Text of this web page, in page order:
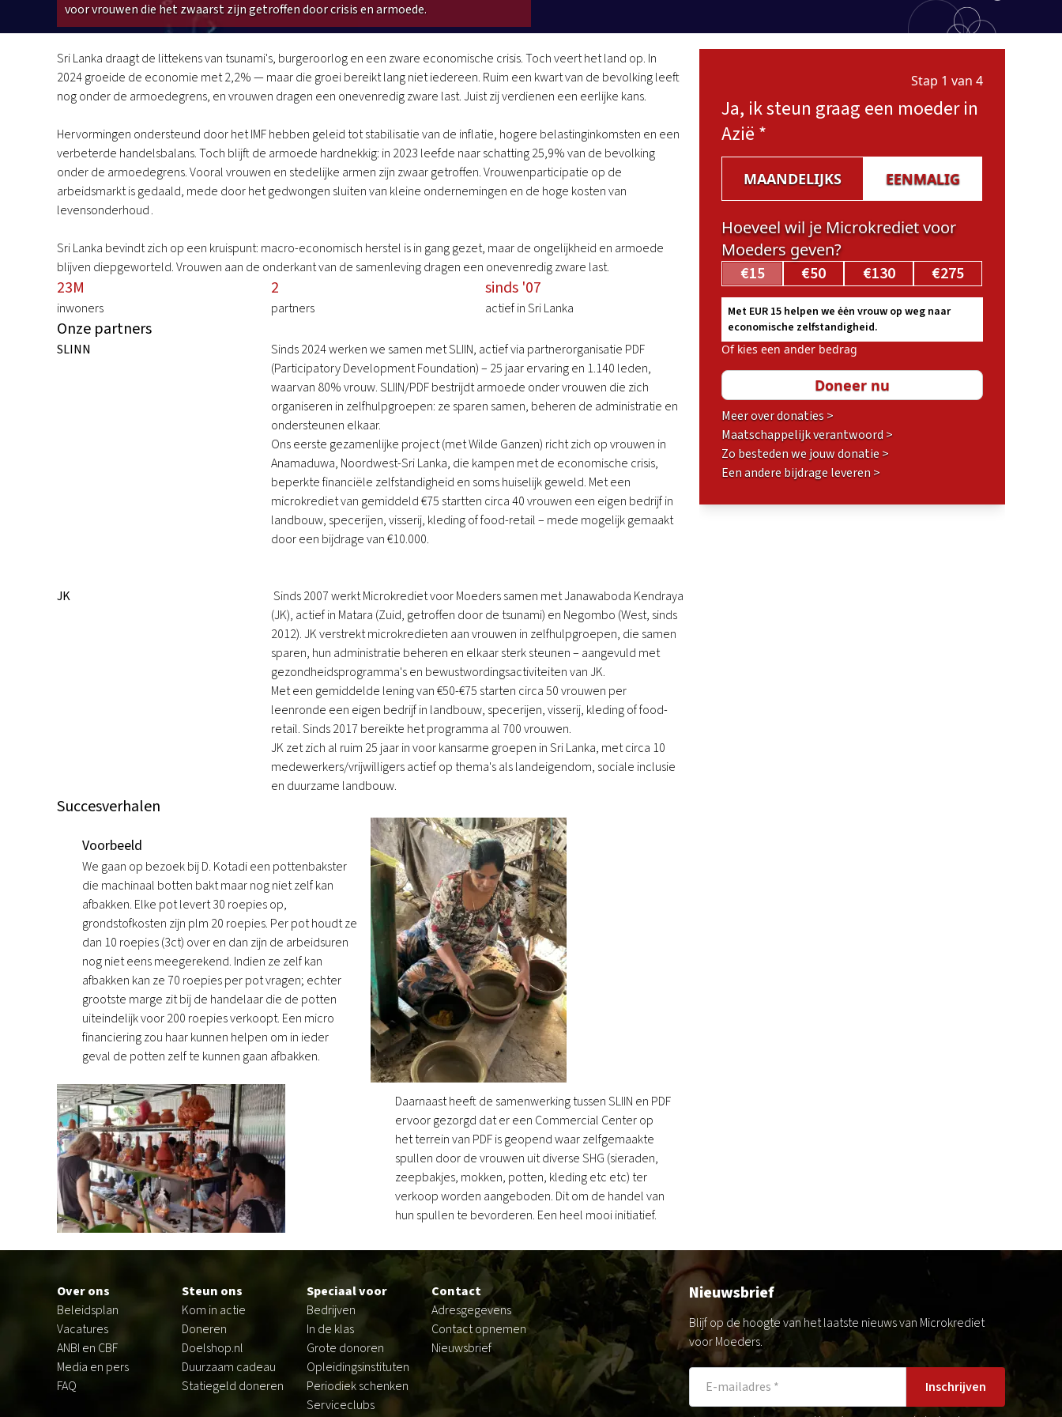
voor vrouwen die het zwaarst zijn getroffen door crisis en armoede.
Sri
Lanka
Sri Lanka draagt de littekens van tsunami's, burgeroorlog en een zware economische crisis. Toch veert het land op. In
2024 groeide de economie met 2,2% — maar die groei bereikt lang niet iedereen. Ruim een kwart van de bevolking leeft
nog onder de armoedegrens, en vrouwen dragen een onevenredig zware last. Juist zij verdienen een eerlijke kans.
Hervormingen ondersteund door het IMF hebben geleid tot stabilisatie van de inflatie, hogere belastinginkomsten en een
verbeterde handelsbalans. Toch blijft de armoede hardnekkig: in 2023 leefde naar schatting 25,9% van de bevolking
onder de armoedegrens. Vooral vrouwen en stedelijke armen zijn zwaar getroffen. Vrouwenparticipatie op de
arbeidsmarkt is gedaald, mede door het gedwongen sluiten van kleine ondernemingen en de hoge kosten van
levensonderhoud .
Sri Lanka bevindt zich op een kruispunt: macro-economisch herstel is in gang gezet, maar de ongelijkheid en armoede
blijven diepgeworteld. Vrouwen aan de onderkant van de samenleving dragen een onevenredig zware last.
23M
inwoners
2
partners
sinds '07
actief in Sri Lanka
Onze partners
SLINN
Sinds 2024 werken we samen met SLIIN, actief via partnerorganisatie PDF
(Participatory Development Foundation) – 25 jaar ervaring en 1.140 leden,
waarvan 80% vrouw. SLIIN/PDF bestrijdt armoede onder vrouwen die zich
organiseren in zelfhulpgroepen: ze sparen samen, beheren de administratie en
ondersteunen elkaar.
Ons eerste gezamenlijke project (met Wilde Ganzen) richt zich op vrouwen in
Anamaduwa, Noordwest-Sri Lanka, die kampen met de economische crisis,
beperkte financiële zelfstandigheid en soms huiselijk geweld. Met een
microkrediet van gemiddeld €75 startten circa 40 vrouwen een eigen bedrijf in
landbouw, specerijen, visserij, kleding of food-retail – mede mogelijk gemaakt
door een bijdrage van €10.000.
JK
Sinds 2007 werkt Microkrediet voor Moeders samen met Janawaboda Kendraya
(JK), actief in Matara (Zuid, getroffen door de tsunami) en Negombo (West, sinds
2012). JK verstrekt microkredieten aan vrouwen in zelfhulpgroepen, die samen
sparen, hun administratie beheren en elkaar sterk steunen – aangevuld met
gezondheidsprogramma's en bewustwordingsactiviteiten van JK.
Met een gemiddelde lening van €50-€75 starten circa 50 vrouwen per
leenronde een eigen bedrijf in landbouw, specerijen, visserij, kleding of food-
retail. Sinds 2017 bereikte het programma al 700 vrouwen.
JK zet zich al ruim 25 jaar in voor kansarme groepen in Sri Lanka, met circa 10
medewerkers/vrijwilligers actief op thema's als landeigendom, sociale inclusie
en duurzame landbouw.
Succesverhalen
Voorbeeld
We gaan op bezoek bij D. Kotadi een pottenbakster
die machinaal botten bakt maar nog niet zelf kan
afbakken. Elke pot levert 30 roepies op,
grondstofkosten zijn plm 20 roepies. Per pot houdt ze
dan 10 roepies (3ct) over en dan zijn de arbeidsuren
nog niet eens meegerekend. Indien ze zelf kan
afbakken kan ze 70 roepies per pot vragen; echter
grootste marge zit bij de handelaar die de potten
uiteindelijk voor 200 roepies verkoopt. Een micro
financiering zou haar kunnen helpen om in ieder
geval de potten zelf te kunnen gaan afbakken.
Daarnaast heeft de samenwerking tussen SLIIN en PDF
ervoor gezorgd dat er een Commercial Center op
het terrein van PDF is geopend waar zelfgemaakte
spullen door de vrouwen uit diverse SHG (sieraden,
zeepbakjes, mokken, potten, kleding etc etc) ter
verkoop worden aangeboden. Dit om de handel van
hun spullen te bevorderen. Een heel mooi initiatief.
Stap 1 van 4
Ja, ik steun graag een moeder in
Azië *
MAANDELIJKS EENMALIG
Hoeveel wil je Microkrediet voor
Moeders geven?
€15 €50 €130 €275
Met EUR 15 helpen we ėėn vrouw op weg naar
economische zelfstandigheid.
Of kies een ander bedrag
Meer over donaties >
Maatschappelijk verantwoord >
Zo besteden we jouw donatie >
Een andere bijdrage leveren >
Over ons
Beleidsplan
Vacatures
ANBI en CBF
Media en pers
FAQ
Steun ons
Kom in actie
Doneren
Doelshop.nl
Duurzaam cadeau
Statiegeld doneren
Speciaal voor
Bedrijven
In de klas
Grote donoren
Opleidingsinstituten
Periodiek schenken
Serviceclubs
Contact
Adresgegevens
Contact opnemen
Nieuwsbrief
Nieuwsbrief
Blijf op de hoogte van het laatste nieuws van Microkrediet
voor Moeders.
Inschrijven